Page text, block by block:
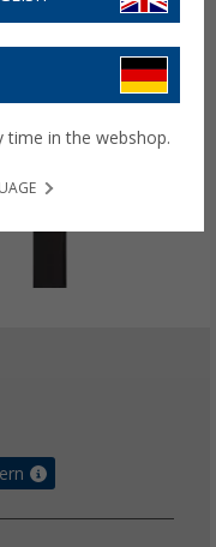
time in the webshop.